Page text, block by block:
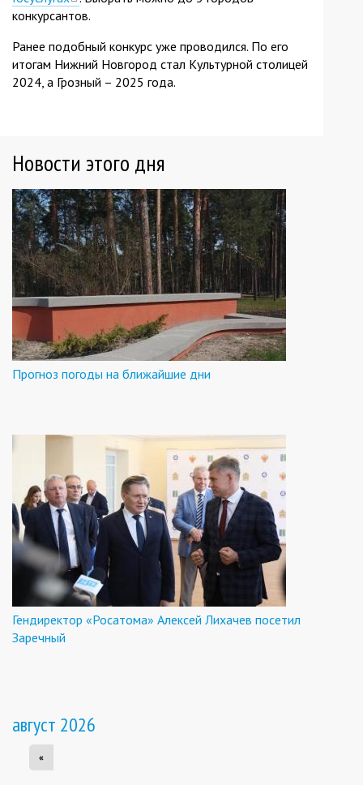
is
конкурсантов.
Ранее подобный конкурс уже проводился. По его
итогам Нижний Новгород стал Культурной столицей
2024, а Грозный – 2025 года.
Новости этого дня
Прогноз погоды на ближайшие дни
Гендиректор «Росатома» Алексей Лихачев посетил
Заречный
август 2026
«